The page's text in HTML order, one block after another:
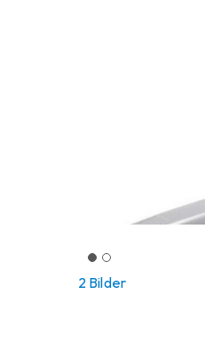
2 Bilder